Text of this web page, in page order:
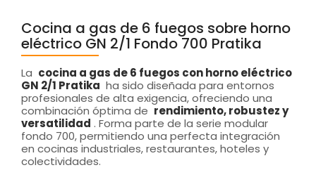
Cocina a gas de 6 fuegos sobre horno
eléctrico GN 2/1 Fondo 700 Pratika
La cocina a gas de 6 fuegos con horno eléctrico
GN 2/1 Pratika ha sido diseñada para entornos
profesionales de alta exigencia, ofreciendo una
combinación óptima de rendimiento, robustez y
versatilidad . Forma parte de la serie modular
fondo 700, permitiendo una perfecta integración
en cocinas industriales, restaurantes, hoteles y
colectividades.